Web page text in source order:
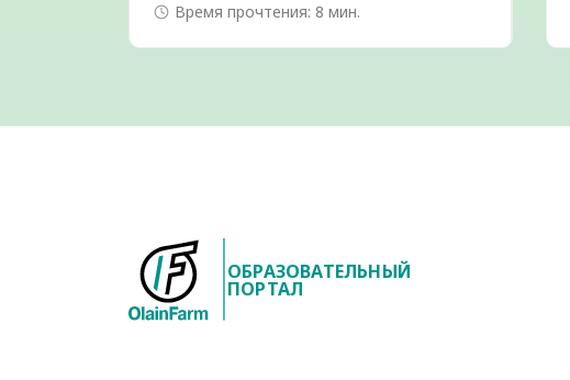
Время прочтения: 8 мин.
ОБРАЗОВАТЕЛЬНЫЙ
ПОРТАЛ